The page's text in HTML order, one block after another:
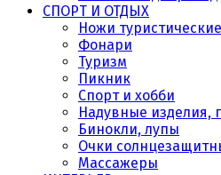
СПОРТ И ОТДЫХ
Ножи туристические
Фонари
Туризм
Пикник
Спорт и хобби
Надувные изделия,
Бинокли, лупы
Очки
Массажеры